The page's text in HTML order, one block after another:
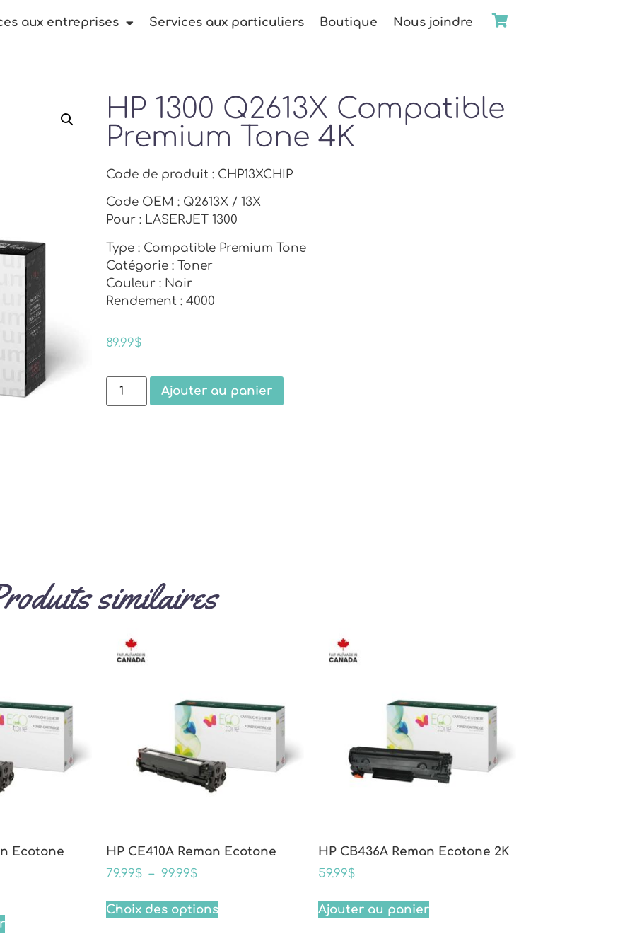
aux entreprises Services aux particuliers Boutique Nous joindre
HP 1300 Q2613X Compatible
Premium Tone 4K
Code de produit : CHP13XCHIP
Code OEM : Q2613X / 13X
Pour : LASERJET 1300
Type : Compatible Premium Tone
Catégorie : Toner
Couleur : Noir
Rendement : 4000
89.99$
Ajouter au panier
similaires
Ecotone
HP CE410A Reman Ecotone
79.99$ – 99.99$
Choix des options
HP CB436A Reman Ecotone 2K
59.99$
Ajouter au panier